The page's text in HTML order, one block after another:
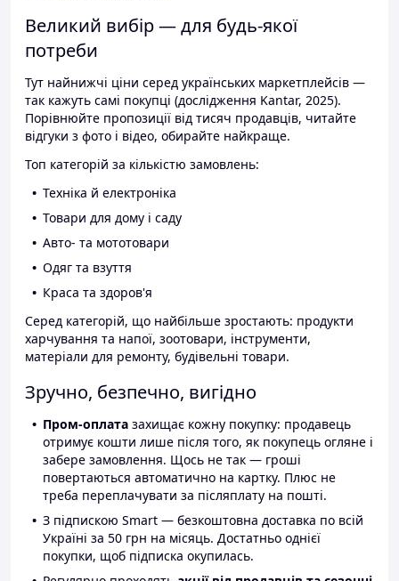
Великий вибір — для будь-якої
потреби
Тут найнижчі ціни серед українських маркетплейсів —
так кажуть самі покупці (дослідження Kantar, 2025).
Порівнюйте пропозиції від тисяч продавців, читайте
відгуки з фото і відео, обирайте найкраще.
Топ категорій за кількістю замовлень:
Техніка й електроніка
Товари для дому і саду
Авто- та мототовари
Одяг та взуття
Краса та здоров'я
Серед категорій, що найбільше зростають: продукти
харчування та напої, зоотовари, інструменти,
матеріали для ремонту, будівельні товари.
Зручно, безпечно, вигідно
Пром-оплата захищає кожну покупку: продавець
отримує кошти лише після того, як покупець огляне і
забере замовлення. Щось не так — гроші
повертаються автоматично на картку. Плюс не
треба переплачувати за післяплату на пошті.
З підпискою Smart — безкоштовна доставка по всій
Україні за 50 грн на місяць. Достатньо однієї
покупки, щоб підписка окупилась.